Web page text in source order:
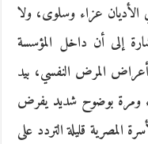
الأديان عزاء وسلوى، ولا
إلى أن داخل المؤسسة
المرض النفسي، بيد
ومرة بوضوح شديد يفرض
المصرية قليلة التردد على